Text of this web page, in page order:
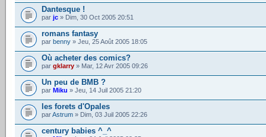
Dantesque !
par jc » Dim, 30 Oct 2005 20:51
romans fantasy
par benny » Jeu, 25 Août 2005 18:05
Où acheter des comics?
par gklarry » Mar, 12 Avr 2005 09:26
Un peu de BMB ?
par Miku » Jeu, 14 Juil 2005 21:20
les forets d'Opales
parAstrum » Dim, 03 Juil 2005 22:26
century babies ^_^